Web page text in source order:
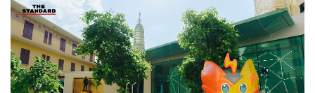
TAGS: เทคโนโลยี Advertorial เครื่องฟอกอากาศ
Daikin
Osaka University